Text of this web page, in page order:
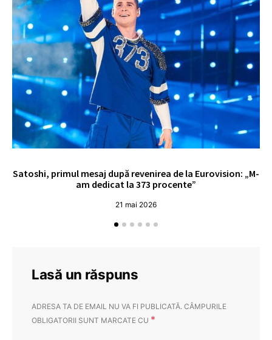
Satoshi, primul mesaj după revenirea de la Eurovision: „M-
am dedicat la 373 procente”
21 mai 2026
Lasă un răspuns
ADRESA TA DE EMAIL NU VA FI PUBLICATĂ. CÂMPURILE
OBLIGATORII SUNT MARCATE CU *